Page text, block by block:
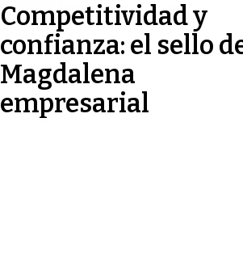
Competitividad y
confianza: el sello
Magdalena
empresarial